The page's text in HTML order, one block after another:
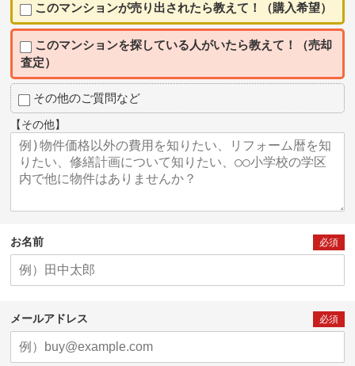
このマンションが売り出されたら教えて！（購入希望）
このマンションを探している人がいたら教えて！（売却
査定）
その他のご質問など
【その他】
お名前 必須
メールアドレス 必須